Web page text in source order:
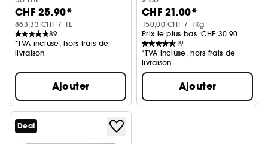
CHF 25.90*
863,33 CHF / 1L
89
*TVA incluse, hors frais de
livraison
Ajouter
CHF 21.00*
150,00 CHF / 1Kg
Prix le plus bas :CHF 30.90
19
*TVA incluse, hors frais de
livraison
Ajouter
Deal